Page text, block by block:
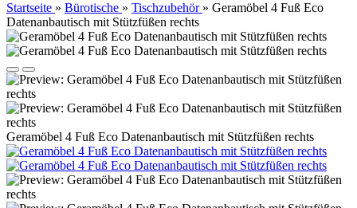
Startseite » Bürotische » Tischzubehör » Geramöbel 4 Fuß Eco
Datenanbautisch mit Stützfüßen rechts
Geramöbel 4 Fuß Eco Datenanbautisch mit Stützfüßen rechts